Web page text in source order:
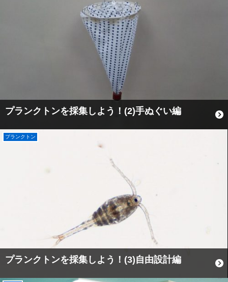
プランクトンを採集しよう！(2)手ぬぐい編
プランクトンを採集しよう！(3)自由設計編
プランクトン